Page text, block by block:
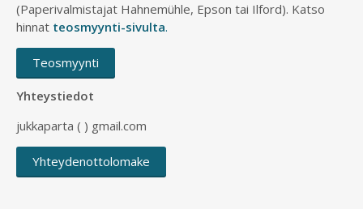
(Paperivalmistajat Hahnemühle, Epson tai Ilford). Katso
hinnat teosmyynti-sivulta.
Teosmyynti
Yhteystiedot
jukkaparta ( ) gmail.com
Yhteydenottolomake